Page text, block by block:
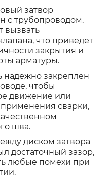
затвор
с трубопроводом.
вызвать
что приведет
закрытия и
арматуры.
надежно закреплен
чтобы
движение или
сварки,
шва.
диском затвора
достаточный зазор,
любые помехи при